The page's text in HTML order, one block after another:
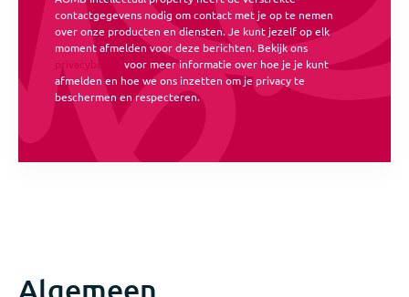
contactgegevens nodig om contact met je op te nemen
over onze producten en diensten. Je kunt jezelf op elk
moment afmelden voor deze berichten. Bekijk ons
voor meer informatie over hoe je je kunt
afmelden en hoe we ons inzetten om je privacy te
beschermen en respecteren.
Algemeen